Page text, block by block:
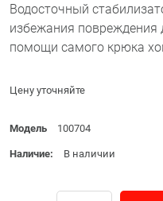
Водосточный
избежания повреждения
помощи самого крюка
Цену уточняйте
Модель 100704
Наличие: В наличии